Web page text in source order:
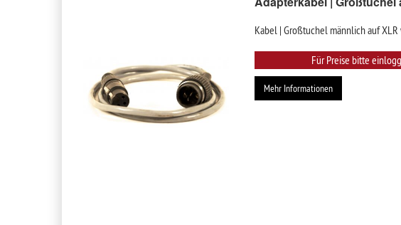
Kabel | Großtuchel männlich auf
Für Preise bitte
Mehr Informationen